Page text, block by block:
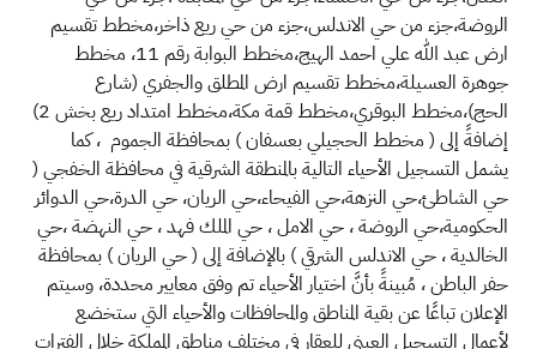
الروضة،جزء من حي الاندلس،جزء من حي ريع ذاخر،مخطط تقسيم
ارض عبد الله علي احمد الهيج،مخطط البوابة رقم 11، مخطط
جوهرة العسيلة،مخطط تقسيم ارض المطلق والجفري (شارع
الحج)،مخطط البوقري،مخطط قمة مكة،مخطط امتداد ريع بخش 2)
إضافةً إلى ( مخطط الحجيلي بعسفان ) بمحافظة الجموم ، كما
يشمل التسجيل الأحياء التالية بالمنطقة الشرقية في محافظة الخفجي (
حي الشاطئ،حي النزهة،حي الفيحاء،حي الريان، حي الدرة،حي الدوائر
الحكومية،حي الروضة ، حي الامل ، حي الملك فهد ، حي النهضة ،حي
الخالدية ، حي الاندلس الشرقي ) بالإضافة إلى ( حي الريان ) بمحافظة
حفر الباطن، مُبينةً بأنَّ اختيار الأحياء تم وفق معايير محددة، وسيتم
الإعلان تباعًا عن بقية المناطق والمحافظات والأحياء التي ستخضع
لأعمال التسجيل العيني للعقار في مختلف مناطق المملكة خلال الفترات